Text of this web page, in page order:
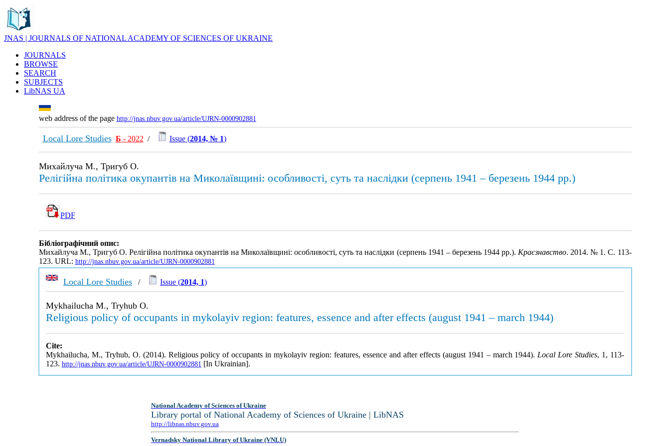
JNAS | JOURNALS OF NATIONAL ACADEMY OF SCIENCES OF UKRAINE
JOURNALS
BROWSE
SEARCH
SUBJECTS
LibNAS UA
web address of the page http://jnas.nbuv.gov.ua/article/UJRN-0000902881
Local Lore Studies Б - 2022 / Issue (2014, № 1)
Михайлуча М., Тригуб О.
Релігійна політика окупантів на Миколаївщині: особливості, суть та наслідки (серпень 1941 – березень 1944 рр.)
PDF
Бібліографічний опис:
Михайлуча М., Тригуб О. Релігійна політика окупантів на Миколаївщині: особливості, суть та наслідки (серпень 1941 – березень 1944 рр.).Краєзнавство. 2014. № 1. С. 113-
123. URL: http://jnas.nbuv.gov.ua/article/UJRN-0000902881
Local Lore Studies/ Issue (2014, 1)
Mykhailucha M., Tryhub O.
Religious policy of occupants in mykolayiv region: features, essence and after effects (august 1941 – march 1944)
Cite:
Mykhailucha, M., Tryhub, O. (2014). Religious policy of occupants in mykolayiv region: features, essence and after effects (august 1941 – march 1944). Local Lore Studies, 1, 113-
123. http://jnas.nbuv.gov.ua/article/UJRN-0000902881 [In Ukrainian].
National Academy of Sciences of Ukraine
Library portal of National Academy of Sciences of Ukraine | LibNAS
http://libnas.nbuv.gov.ua
Vernadsky National Library of Ukraine (VNLU)